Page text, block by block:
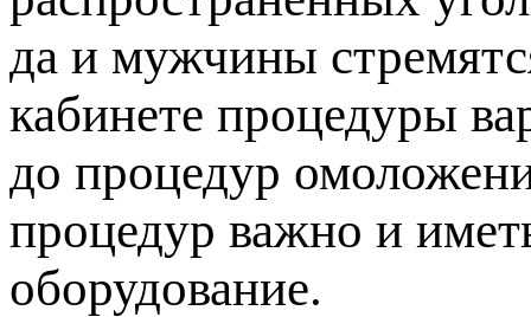
да и мужчины
кабинете процедуры
до процедур
процедур важно и
оборудование.